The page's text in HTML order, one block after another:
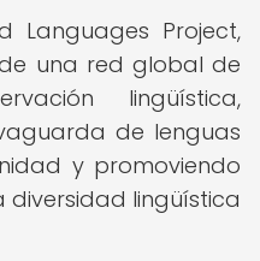
Languages Project,
una red global de
lingüística,
de lenguas
y promoviendo
lingüística